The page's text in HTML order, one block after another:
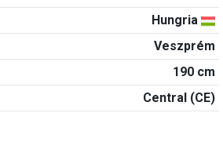
Hungria
Veszprém
190 cm
Central (CE)